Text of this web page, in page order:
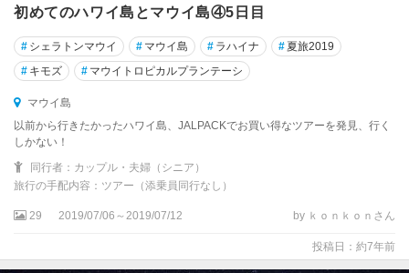
初めてのハワイ島とマウイ島④5日目
# シェラトンマウイ # マウイ島 # ラハイナ #夏旅2019
# キモズ # マウイトロピカルプランテーシ
マウイ島
以前から行きたかったハワイ島、JALPACKでお買い得なツアーを発見、行く
しかない！
同行者：カップル・夫婦（シニア）
旅行の手配内容：ツアー（添乗員同行なし）
29 2019/07/06～2019/07/12 by ｋｏｎｋｏｎさん
投稿日：約7年前